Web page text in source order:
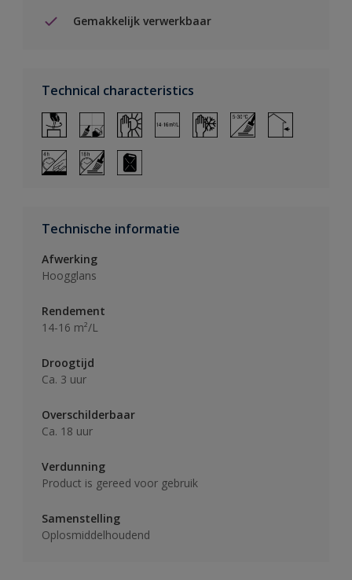
Gemakkelijk verwerkbaar
Technical characteristics
Technische informatie
Afwerking
Hoogglans
Rendement
14-16 m²/L
Droogtijd
Ca. 3 uur
Overschilderbaar
Ca. 18 uur
Verdunning
Product is gereed voor gebruik
Samenstelling
Oplosmiddelhoudend